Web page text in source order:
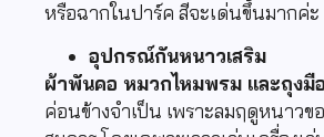
หรือฉากในปาร์ค สีจะเด่นขึ้นมากค่ะ
อุปกรณ์กันหนาวเสริม
ผ้าพันคอ หมวกไหมพรม และถุงมือ
ค่อนข้างจำเป็น เพราะลมฤดูหนาวข